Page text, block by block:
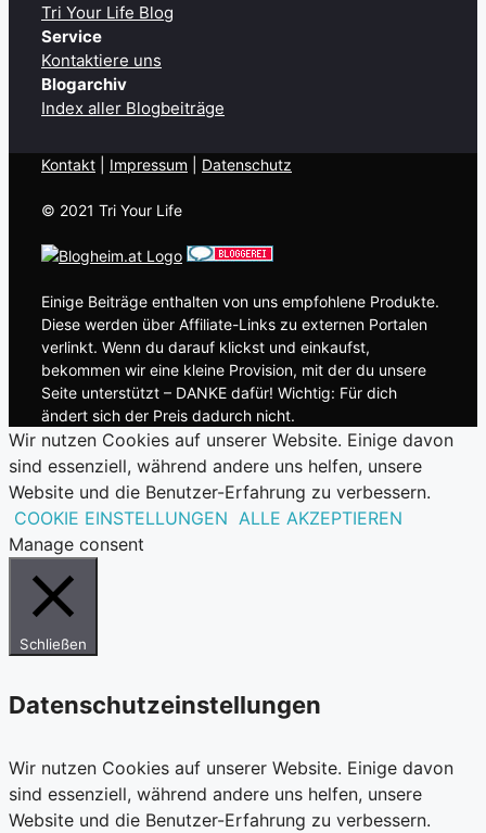
Tri Your Life Blog
Service
Kontaktiere uns
Blogarchiv
Index aller Blogbeiträge
Kontakt Impressum Datenschutz
© 2021 Tri Your Life
Einige Beiträge enthalten von uns empfohlene Produkte.
Diese werden über Affiliate-Links zu externen Portalen
verlinkt. Wenn du darauf klickst und einkaufst,
bekommen wir eine kleine Provision, mit der du unsere
Seite unterstützt – DANKE dafür! Wichtig: Für dich
ändert sich der Preis dadurch nicht.
Wir nutzen Cookies auf unserer Website. Einige davon
sind essenziell, während andere uns helfen, unsere
Website und die Benutzer-Erfahrung zu verbessern.
COOKIE EINSTELLUNGEN ALLE AKZEPTIEREN
Manage consent
Schließen
Datenschutzeinstellungen
Wir nutzen Cookies auf unserer Website. Einige davon
sind essenziell, während andere uns helfen, unsere
Website und die Benutzer-Erfahrung zu verbessern.